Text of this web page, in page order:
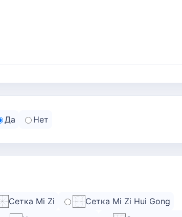
Да Нет
Сетка Mi Zi
Сетка Mi Zi Hui Gong